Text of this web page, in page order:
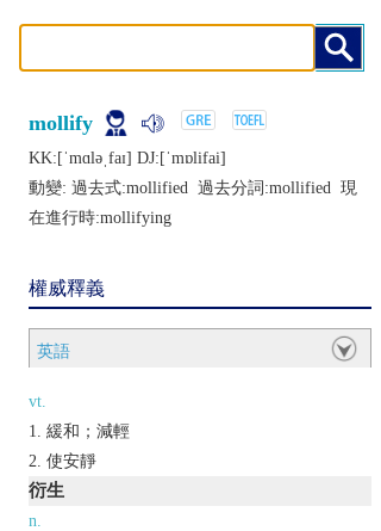
mollify
KK:[ˈmɑlǝˌfaɪ] DJ:[ˈmɒlifai]
動變: 過去式:mollified 過去分詞:mollified 現
在進行時:mollifying
權威釋義
英語
vt.
緩和；減輕
使安靜
衍生
n.